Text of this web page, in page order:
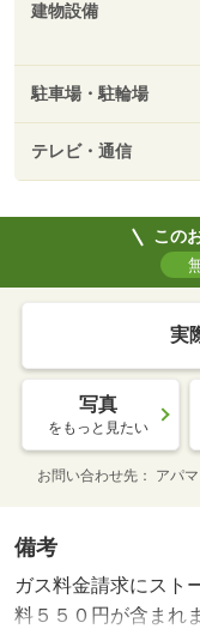
建物設備
駐車場・駐輪場
テレビ・通信
この
実
写真
をもっと見たい
お問い合わせ先 アパ
備考
ガス料金請求にスト
料５５０円が含ま